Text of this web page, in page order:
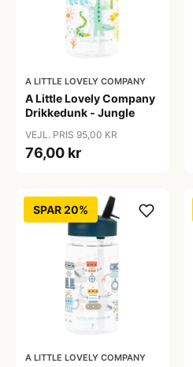
A LITTLE LOVELY COMPANY
A Little Lovely Company
Drikkedunk - Jungle
VEJL. PRIS 95,00 KR
76,00 kr
SPAR 20%
A LITTLE LOVELY COMPANY